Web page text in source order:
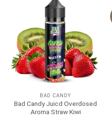
BAD CANDY
Bad Candy Juicd Overdosed
Aroma Straw Kiwi